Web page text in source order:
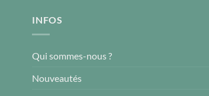
INFOS
Qui sommes-nous ?
Nouveautés